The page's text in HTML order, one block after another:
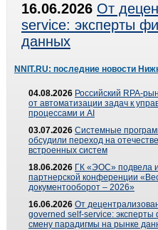
16.06.2026 От
service: эксперты
данных
NNIT.RU: последние новости
04.08.2026 Российский RPA-
от автоматизации задач к
процессами и AI
03.07.2026 Системные
обсудили переход на
встроенных систем
18.06.2026 ГК «ЭОС» подвела
партнерской конференции
документооборот – 2026»
16.06.2026 От
governed self-service: эксперты
смену парадигмы на рынке